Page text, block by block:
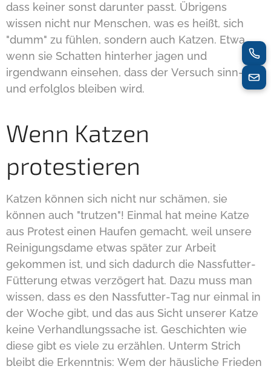
dass keiner sonst darunter passt. Übrigens
wissen nicht nur Menschen, was es heißt, sich
"dumm" zu fühlen, sondern auch Katzen. Etwa,
wenn sie Schatten hinterher jagen und
irgendwann einsehen, dass der Versuch sinn-
und erfolglos bleiben wird.
Wenn Katzen
protestieren
Katzen können sich nicht nur schämen, sie
können auch "trutzen"! Einmal hat meine Katze
aus Protest einen Haufen gemacht, weil unsere
Reinigungsdame etwas später zur Arbeit
gekommen ist, und sich dadurch die Nassfutter-
Fütterung etwas verzögert hat. Dazu muss man
wissen, dass es den Nassfutter-Tag nur einmal in
der Woche gibt, und das aus Sicht unserer Katze
keine Verhandlungssache ist. Geschichten wie
diese gibt es viele zu erzählen. Unterm Strich
bleibt die Erkenntnis: Wem der häusliche Frieden